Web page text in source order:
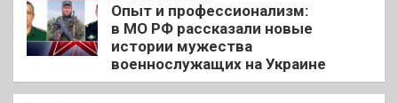
Опыт и профессионализм:
в МО РФ рассказали новые
истории мужества
военнослужащих на Украине